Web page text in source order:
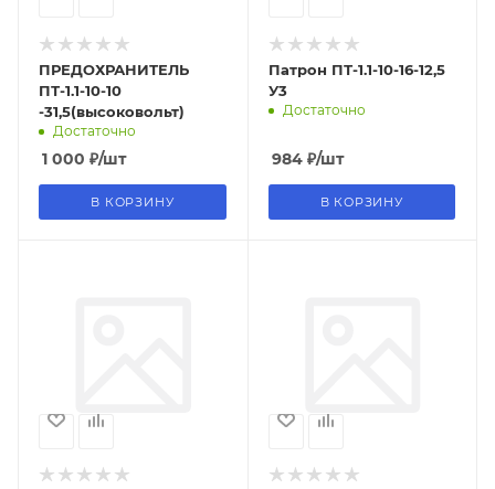
ПРЕДОХРАНИТЕЛЬ
ПТ-1.1-10-10
-31,5(высоковольт)
Достаточно
1 000 ₽/шт
В КОРЗИНУ
Патрон ПТ-1.1-10-16-12,5
У3
Достаточно
984₽/шт
В КОРЗИНУ